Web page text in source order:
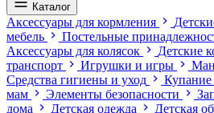
Каталог
Аксессуары для кормления
мебель
Постельные
Аксессуары для колясок
Детские
транспорт
Игрушки и игры
Средства гигиены и уход
Купание
мам
Элементы безопасности
дома
Детская одежда
Детская